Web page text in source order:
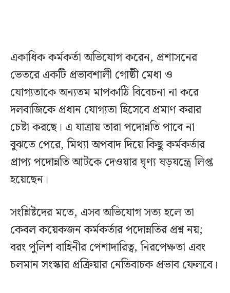
একাধিক কর্মকর্তা অভিযোগ করেন, প্রশাসনের
ভেতরে একটি প্রভাবশালী গোষ্ঠী মেধা ও
যোগ্যতাকে অন্যতম মাপকাঠি বিবেচনা না করে
দলবাজিকে প্রধান যোগ্যতা হিসেবে প্রমাণ করার
চেষ্টা করছে। এ যাত্রায় তারা পদোন্নতি পাবে না
বুঝতে পেরে, মিথ্যা অপবাদ দিয়ে কিছু কর্মকর্তার
প্রাপ্য পদোন্নতি আটকে দেওয়ার ঘৃণ্য ষড়যন্ত্রে লিপ্ত
হয়েছেন।
সংশ্লিষ্টদের মতে, এসব অভিযোগ সত্য হলে তা
কেবল কয়েকজন কর্মকর্তার পদোন্নতির প্রশ্ন নয়;
বরং পুলিশ বাহিনীর পেশাদারিত্ব, নিরপেক্ষতা এবং
চলমান সংস্কার প্রক্রিয়ার নেতিবাচক প্রভাব ফেলবে।